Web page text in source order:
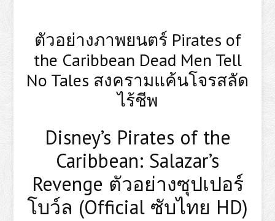
ตัวอย่างภาพยนตร์ Pirates of
the Caribbean Dead Men Tell
No Tales สงครามแค้นโจรสลัด
ไร้ชีพ
Disney’s Pirates of the
Caribbean: Salazar’s
Revenge ตัวอย่างซุปเปอร์
โบว์ล (Official ซับไทย HD)